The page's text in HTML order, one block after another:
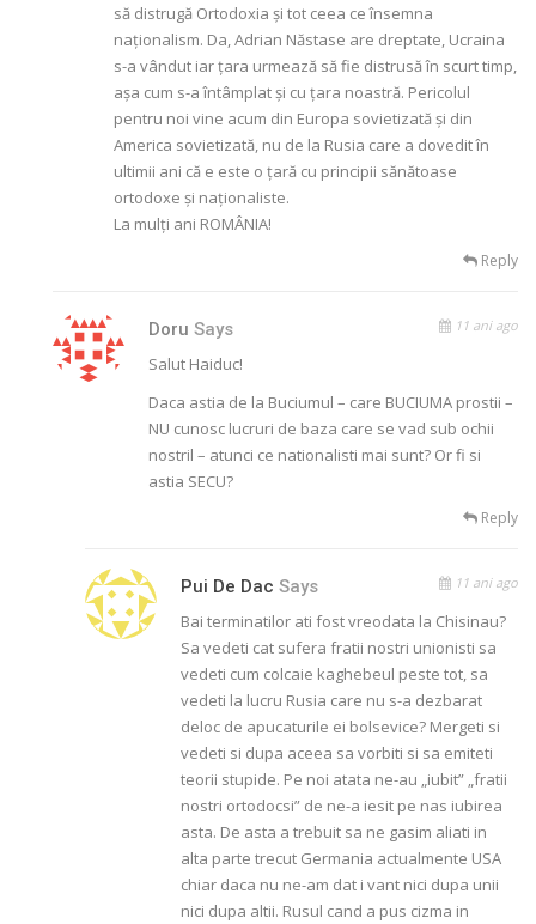
să distrugă Ortodoxia și tot ceea ce însemna
naționalism. Da, Adrian Năstase are dreptate, Ucraina
s-a vândut iar țara urmează să fie distrusă în scurt timp,
așa cum s-a întâmplat și cu țara noastră. Pericolul
pentru noi vine acum din Europa sovietizată și din
America sovietizată, nu de la Rusia care a dovedit în
ultimii ani că e este o țară cu principii sănătoase
ortodoxe și naționaliste.
La mulți ani ROMÂNIA!
Reply
DoruSays 11 ani ago
Salut Haiduc!
Daca astia de la Buciumul – care BUCIUMA prostii –
NU cunosc lucruri de baza care se vad sub ochii
nostril – atunci ce nationalisti mai sunt? Or fi si
astia SECU?
Reply
Pui De Dac Says 11 ani ago
Bai terminatilor ati fost vreodata la Chisinau?
Sa vedeti cat sufera fratii nostri unionisti sa
vedeti cum colcaie kaghebeul peste tot, sa
vedeti la lucru Rusia care nu s-a dezbarat
deloc de apucaturile ei bolsevice? Mergeti si
vedeti si dupa aceea sa vorbiti si sa emiteti
teorii stupide. Pe noi atata ne-au „iubit” „fratii
nostri ortodocsi” de ne-a iesit pe nas iubirea
asta. De asta a trebuit sa ne gasim aliati in
alta parte trecut Germania actualmente USA
chiar daca nu ne-am dat i vant nici dupa unii
nici dupa altii. Rusul cand a pus cizma in